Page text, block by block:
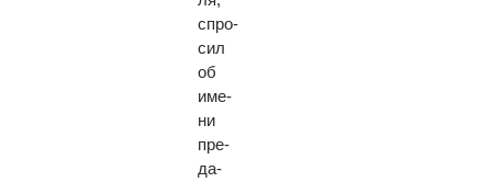
спро­
сил
об
име­
ни
пре­
да­